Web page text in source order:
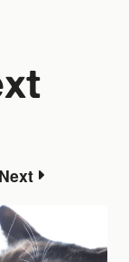
Next